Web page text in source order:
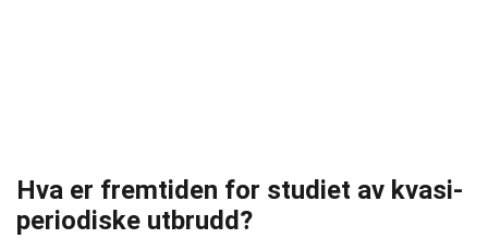
Hva er fremtiden for studiet av kvasi-
periodiske utbrudd?